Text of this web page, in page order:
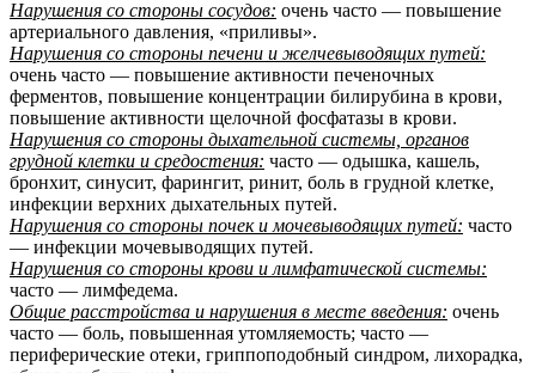
Нарушения со стороны сосудов: очень часто — повышение
артериального давления, «приливы».
Нарушения со стороны печени и желчевыводящих путей:
очень часто — повышение активности печеночных
ферментов, повышение концентрации билирубина в крови,
повышение активности щелочной фосфатазы в крови.
Нарушения со стороны дыхательной системы, органов
грудной клетки и средостения: часто — одышка, кашель,
бронхит, синусит, фарингит, ринит, боль в грудной клетке,
инфекции верхних дыхательных путей.
Нарушения со стороны почек и мочевыводящих путей: часто
— инфекции мочевыводящих путей.
Нарушения со стороны крови и лимфатической системы:
часто — лимфедема.
Общие расстройства и нарушения в месте введения: очень
часто — боль, повышенная утомляемость; часто —
периферические отеки, гриппоподобный синдром, лихорадка,